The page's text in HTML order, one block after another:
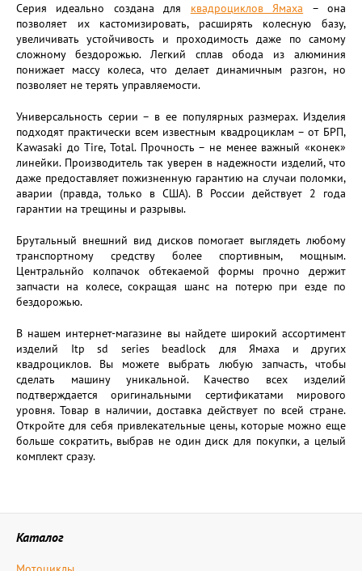
Серия идеально создана для квадроциклов Ямаха – она
позволяет их кастомизировать, расширять колесную базу,
увеличивать устойчивость и проходимость даже по самому
сложному бездорожью. Легкий сплав обода из алюминия
понижает массу колеса, что делает динамичным разгон, но
позволяет не терять управляемости.
Универсальность серии – в ее популярных размерах. Изделия
подходят практически всем известным квадроциклам – от БРП,
Kawasaki до Tire, Total. Прочность – не менее важный «конек»
линейки. Производитель так уверен в надежности изделий, что
даже предоставляет пожизненную гарантию на случаи поломки,
аварии (правда, только в США). В России действует 2 года
гарантии на трещины и разрывы.
Брутальный внешний вид дисков помогает выглядеть любому
транспортному средству более спортивным, мощным.
Центральнйо колпачок обтекаемой формы прочно держит
запчасти на колесе, сокращая шанс на потерю при езде по
бездорожью.
В нашем интернет-магазине вы найдете широкий ассортимент
изделий Itp sd series beadlock для Ямаха и других
квадроциклов. Вы можете выбрать любую запчасть, чтобы
сделать машину уникальной. Качество всех изделий
подтверждается оригинальными сертификатами мирового
уровня. Товар в наличии, доставка действует по всей стране.
Откройте для себя привлекательные цены, которые можно еще
больше сократить, выбрав не один диск для покупки, а целый
комплект сразу.
Каталог